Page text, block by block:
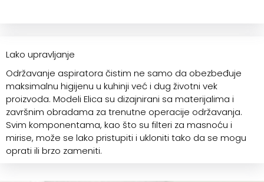
Lako upravljanje
Održavanje aspiratora čistim ne samo da obezbeđuje
maksimalnu higijenu u kuhinji već i dug životni vek
proizvoda. Modeli Elica su dizajnirani sa materijalima i
završnim obradama za trenutne operacije održavanja.
Svim komponentama, kao što su filteri za masnoću i
mirise, može se lako pristupiti i ukloniti tako da se mogu
oprati ili brzo zameniti.